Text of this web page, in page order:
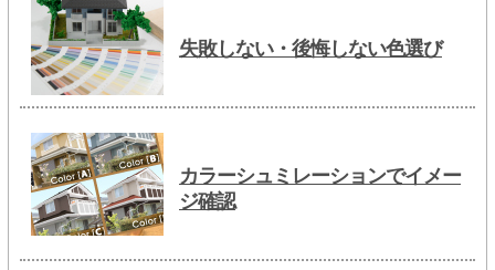
失敗しない・後悔しない色選び
カラーシュミレーションでイメー
ジ確認